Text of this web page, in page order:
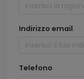
Indirizzo email
Telefono